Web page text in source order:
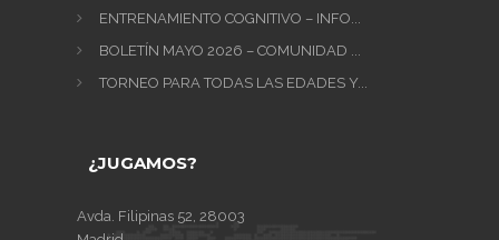
ENTRENAMIENTO COGNITIVO – INFO...
BOLETÍN MAYO 2026 – COMUNIDAD ...
TORNEO PARA TODAS LAS EDADES Y...
¿JUGAMOS?
Avda. Filipinas 52, 28003